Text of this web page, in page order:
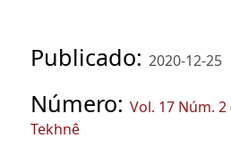
Publicado: 2020-12-25
Número: Vol. 17 Núm. 2
Tekhnê